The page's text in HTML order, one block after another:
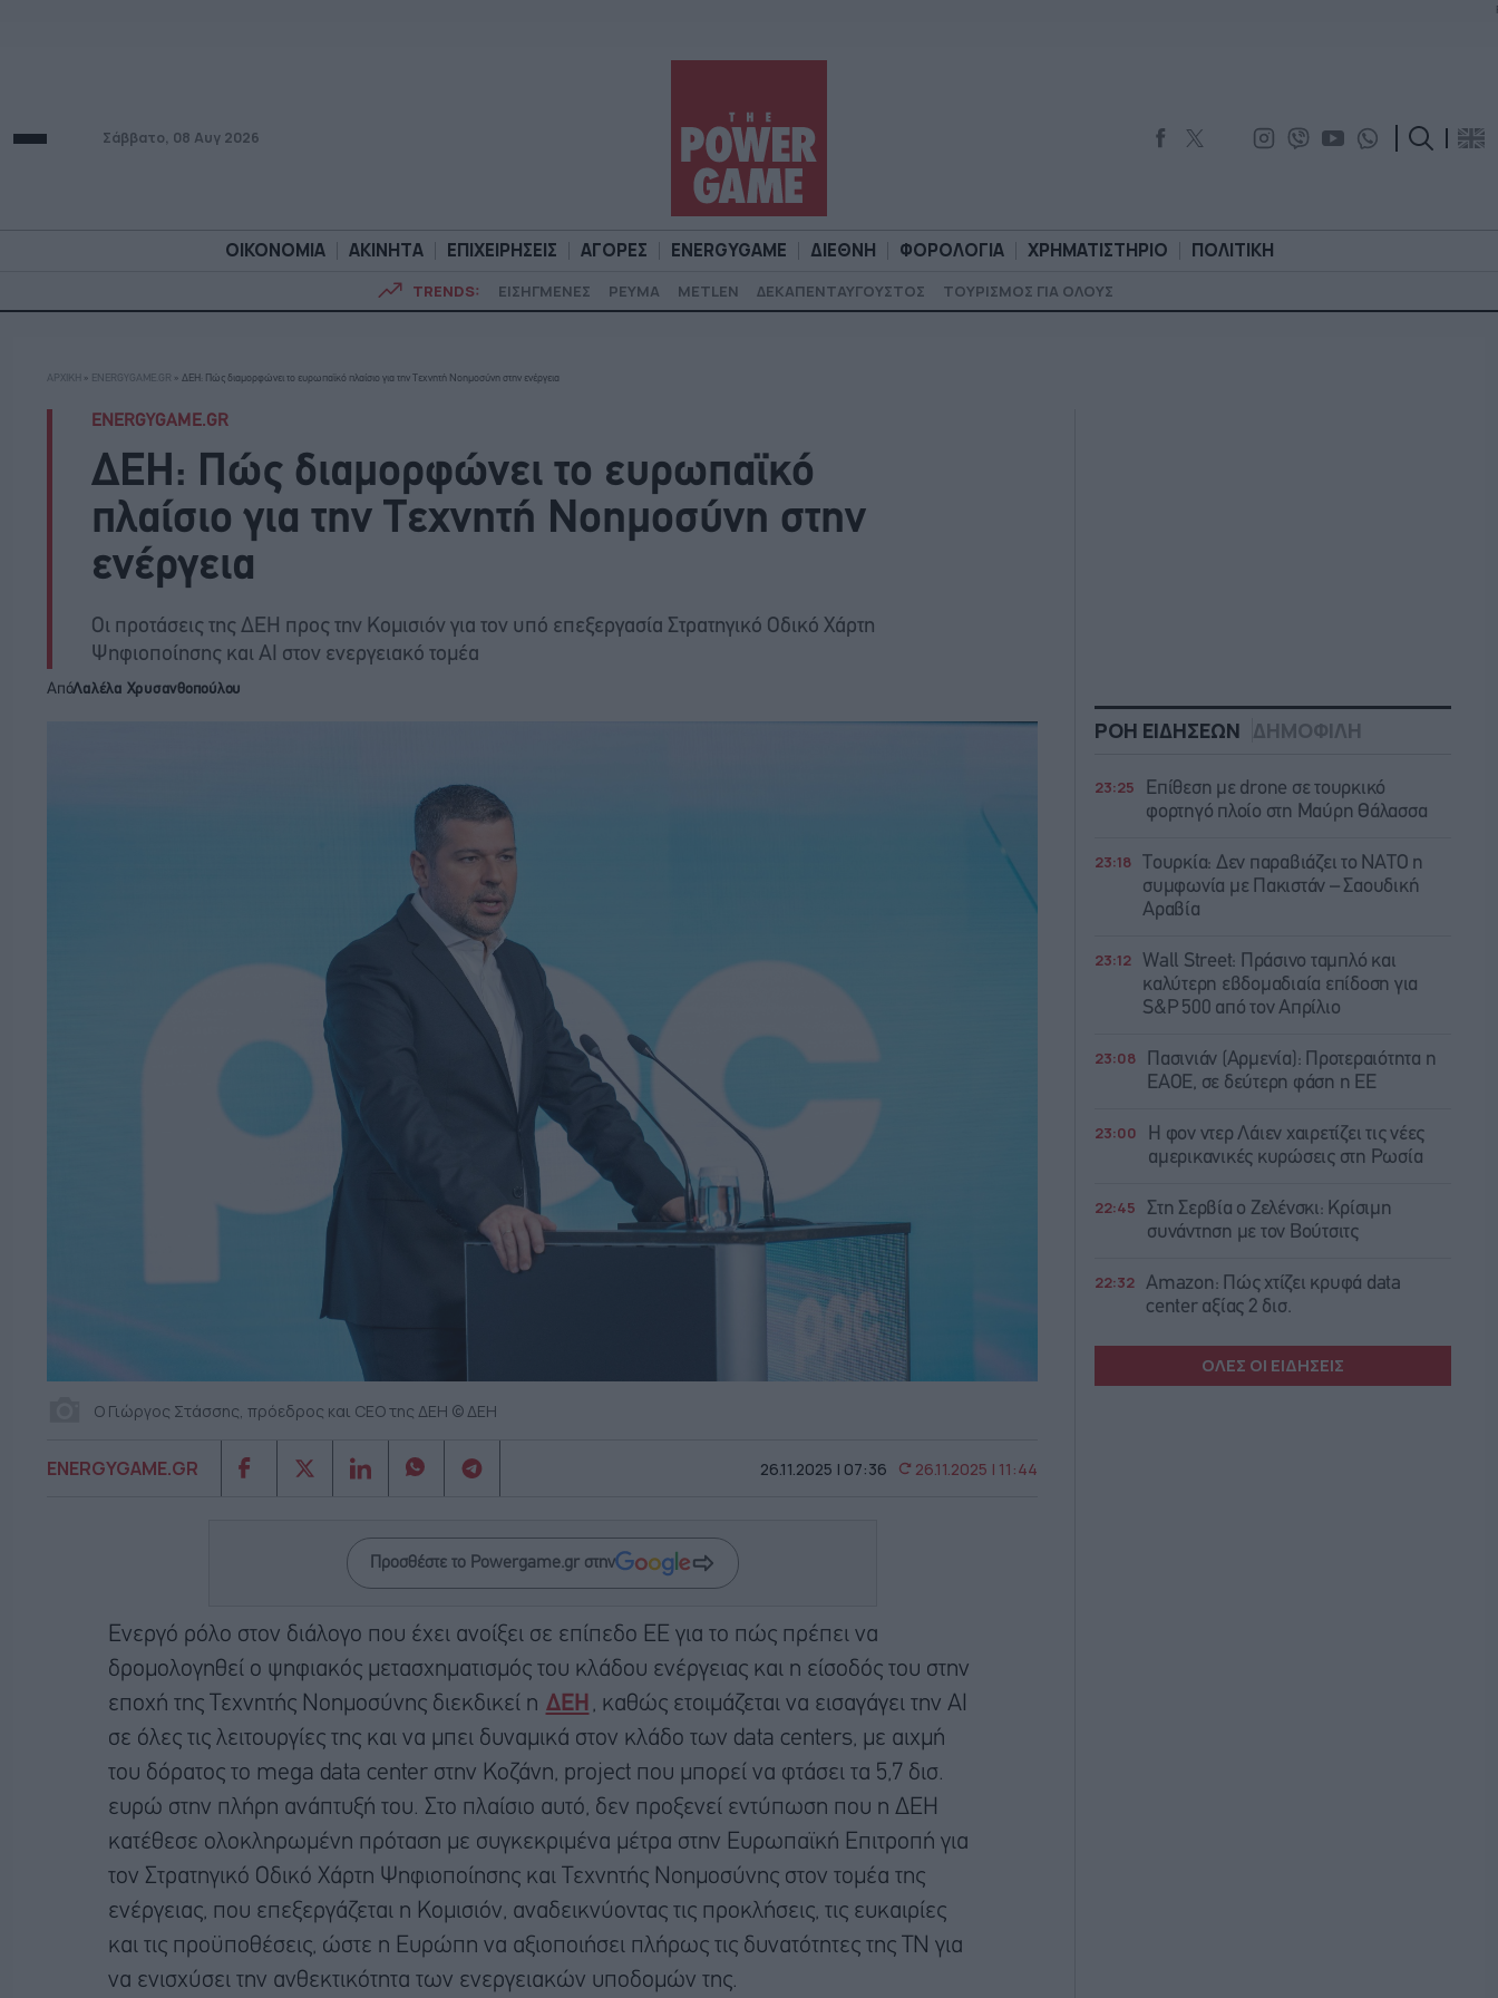
Σάββατο, 08 Αυγ 2026
ΟΙΚΟΝΟΜΙΑ ΑΚΙΝΗΤΑ ΕΠΙΧΕΙΡΗΣΕΙΣ ΑΓΟΡΕΣ ENERGYGAME ΔΙΕΘΝΗ ΦΟΡΟΛΟΓΙΑ ΧΡΗΜΑΤΙΣΤΗΡΙΟ ΠΟΛΙΤΙΚΗ
TRENDS: ΕΙΣΗΓΜΕΝΕΣ ΡΕΥΜΑ METLEN ΔΕΚΑΠΕΝΤΑΥΓΟΥΣΤΟΣ ΤΟΥΡΙΣΜΟΣ ΓΙΑ ΟΛΟΥΣ
ΟΙΚΟΝΟΜΙΑ ΑΚΙΝΗΤΑ ΕΠΙΧΕΙΡΗΣΕΙΣ
ΑΡΧΙΚΗ » ENERGYGAME.GR » ΔΕΗ: Πώς διαμορφώνει το ευρωπαϊκό πλαίσιο για την Τεχνητή Νοημοσύνη στην ενέργεια
ENERGYGAME.GR
ΔΕΗ: Πώς διαμορφώνει το ευρωπαϊκό
πλαίσιο για την Τεχνητή Νοημοσύνη στην
ενέργεια
Οι προτάσεις της ΔΕΗ προς την Κομισιόν για τον υπό επεξεργασία Στρατηγικό Οδικό Χάρτη
Ψηφιοποίησης και ΑΙ στον ενεργειακό τομέα
ΑπόΛαλέλα Χρυσανθοπούλου
Ο Γιώργος Στάσσης, πρόεδρος και CEO της ΔΕΗ © ΔΕΗ
ENERGYGAME.GR 26.11.2025 | 07:36 26.11.2025 | 11:44
Προσθέστε το Powergame.gr στην
Ενεργό ρόλο στον διάλογο που έχει ανοίξει σε επίπεδο ΕΕ για το πώς πρέπει να
δρομολογηθεί ο ψηφιακός μετασχηματισμός του κλάδου ενέργειας και η είσοδός του στην
εποχή της Τεχνητής Νοημοσύνης διεκδικεί η ΔΕΗ , καθώς ετοιμάζεται να εισαγάγει την ΑΙ
σε όλες τις λειτουργίες της και να μπει δυναμικά στον κλάδο των data centers, με αιχμή
του δόρατος το mega data center στην Κοζάνη, project που μπορεί να φτάσει τα 5,7 δισ.
ευρώ στην πλήρη ανάπτυξή του. Στο πλαίσιο αυτό, δεν προξενεί εντύπωση που η ΔΕΗ
κατέθεσε ολοκληρωμένη πρόταση με συγκεκριμένα μέτρα στην Ευρωπαϊκή Επιτροπή για
τον Στρατηγικό Οδικό Χάρτη Ψηφιοποίησης και Τεχνητής Νοημοσύνης στον τομέα της
ενέργειας, που επεξεργάζεται η Κομισιόν, αναδεικνύοντας τις προκλήσεις, τις ευκαιρίες
και τις προϋποθέσεις, ώστε η Ευρώπη να αξιοποιήσει πλήρως τις δυνατότητες της ΤΝ για
να ενισχύσει την ανθεκτικότητα των ενεργειακών υποδομών της.
ΡΟΗ ΕΙΔΗΣΕΩΝ ΔΗΜΟΦΙΛΗ
23:25
Επίθεση με drone σε τουρκικό
φορτηγό πλοίο στη Μαύρη Θάλασσα
23:18
Τουρκία: Δεν παραβιάζει το ΝΑΤΟ η
συμφωνία με Πακιστάν – Σαουδική
Αραβία
23:12
Wall Street: Πράσινο ταμπλό και
καλύτερη εβδομαδιαία επίδοση για
S&P 500 από τον Απρίλιο
23:08
Πασινιάν (Αρμενία): Προτεραιότητα η
ΕΑΟΕ, σε δεύτερη φάση η ΕΕ
23:00
Η φον ντερ Λάιεν χαιρετίζει τις νέες
αμερικανικές κυρώσεις στη Ρωσία
22:45
Στη Σερβία ο Ζελένσκι: Κρίσιμη
συνάντηση με τον Βούτσιτς
22:32 Amazon: Πώς χτίζει κρυφά data
center αξίας 2 δισ.
ΟΛΕΣ ΟΙ ΕΙΔΗΣΕΙΣ